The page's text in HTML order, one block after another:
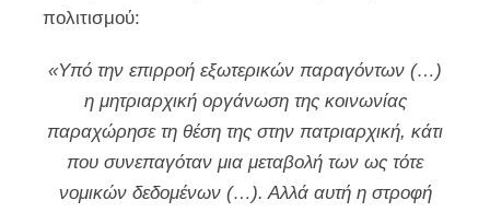
πολιτισμού:
«Υπό την επιρροή εξωτερικών παραγόντων (…)
η μητριαρχική οργάνωση της κοινωνίας
παραχώρησε τη θέση της στην πατριαρχική, κάτι
που συνεπαγόταν μια μεταβολή των ως τότε
νομικών δεδομένων (…). Αλλά αυτή η στροφή